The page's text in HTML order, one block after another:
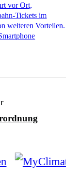
vor Ort,
Tickets im
weiteren Vorteilen.